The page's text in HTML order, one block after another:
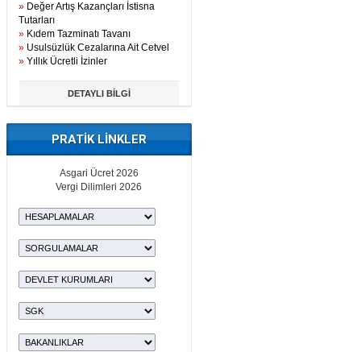
» Değer Artış Kazançları İstisna
Tutarları
» Kıdem Tazminatı Tavanı
» Usulsüzlük Cezalarına Ait Cetvel
» Yıllık Ücretli İzinler
DETAYLI BİLGİ
PRATİK LİNKLER
Asgari Ücret 2026
Vergi Dilimleri 2026